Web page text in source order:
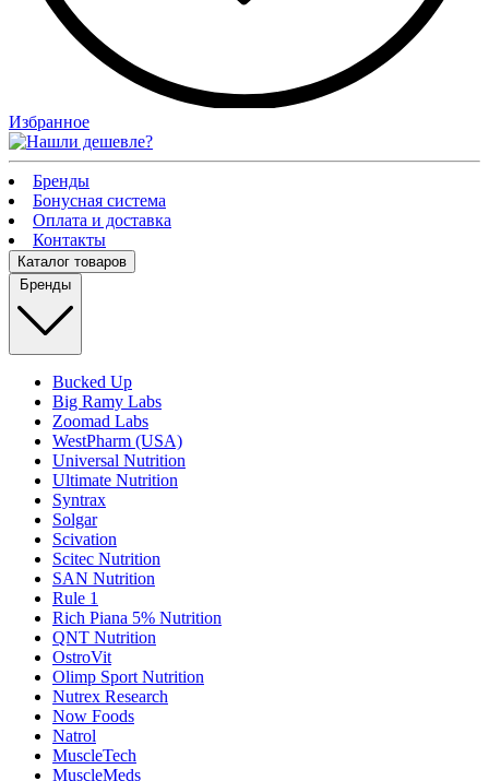
Избранное
Бренды
Бонусная система
Оплата и доставка
Контакты
Каталог товаров
Бренды
Bucked Up
Big Ramy Labs
Zoomad Labs
WestPharm (USA)
Universal Nutrition
Ultimate Nutrition
Syntrax
Solgar
Scivation
Scitec Nutrition
SAN Nutrition
Rule 1
Rich Piana 5% Nutrition
QNT Nutrition
OstroVit
Olimp Sport Nutrition
Nutrex Research
Now Foods
Natrol
MuscleTech
MuscleMeds